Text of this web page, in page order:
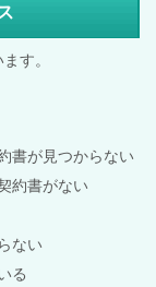
す。
書が見つからない
約書がない
ない
る